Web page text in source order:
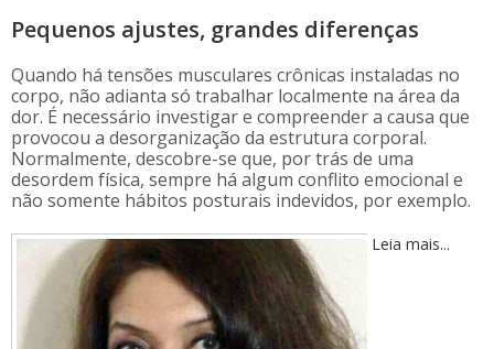
Pequenos ajustes, grandes diferenças
Quando há tensões musculares crônicas instaladas no
corpo, não adianta só trabalhar localmente na área da
dor. É necessário investigar e compreender a causa que
provocou a desorganização da estrutura corporal.
Normalmente, descobre-se que, por trás de uma
desordem física, sempre há algum conflito emocional e
não somente hábitos posturais indevidos, por exemplo.
Leia mais...